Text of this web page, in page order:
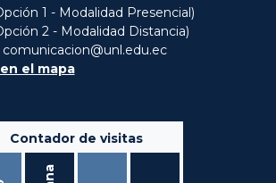
1 - Modalidad Presencial)
2 - Modalidad Distancia)
comunicacion@unl.edu.ec
el mapa
Contador de visitas